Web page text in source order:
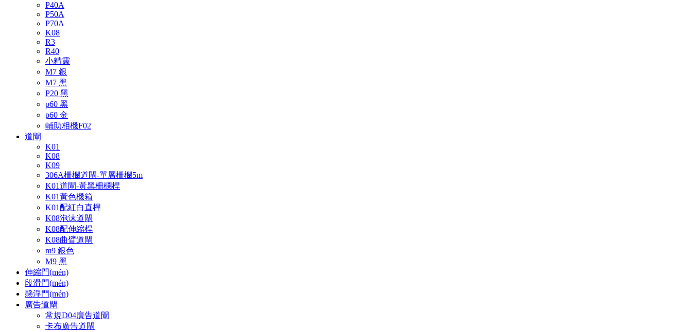
P40A
P50A
P70A
K08
R3
R40
小精靈
M7 銀
M7 黑
P20 黑
p60 黑
p60 金
輔助相機F02
道閘
K01
K08
K09
306A柵欄道閘-單層柵欄5m
K01道閘-黃黑柵欄桿
K01黃色機箱
K01配紅白直桿
K08泡沫道閘
K08配伸縮桿
K08曲臂道閘
m9 銀色
M9 黑
伸縮門(mén)
段滑門(mén)
懸浮門(mén)
廣告道閘
常規D04廣告道閘
卡布廣告道閘